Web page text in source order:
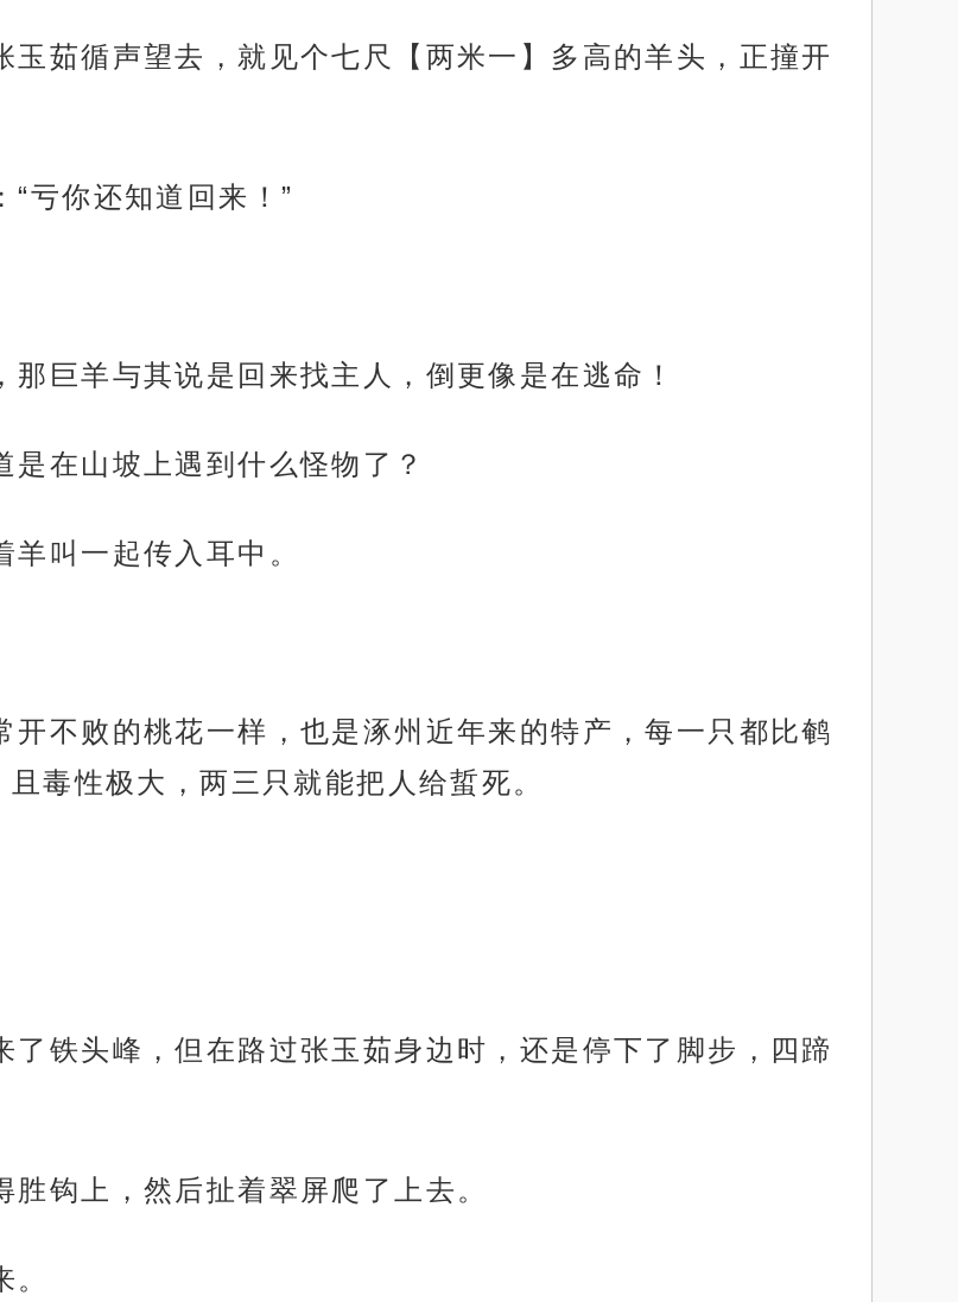
茹循声望去，就见个七尺【两米一】多高的羊头，正撞开
亏你还知道回来！”
巨羊与其说是回来找主人，倒更像是在逃命！
在山坡上遇到什么怪物了？
叫一起传入耳中。
不败的桃花一样，也是涿州近年来的特产，每一只都比鹌
毒性极大，两三只就能把人给蜇死。
铁头峰，但在路过张玉茹身边时，还是停下了脚步，四蹄
钩上，然后扯着翠屏爬了上去。